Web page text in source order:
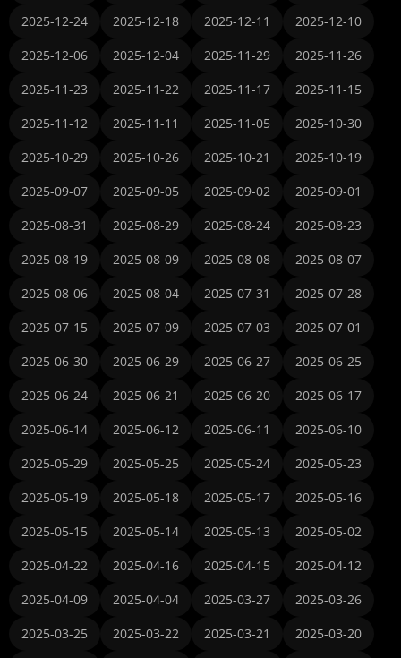
2025-12-24
2025-12-18 2025-12-11
2025-12-10
2025-12-06
2025-12-04 2025-11-29
2025-11-26
2025-11-23
2025-11-22 2025-11-17
2025-11-15
2025-11-12
2025-11-11 2025-11-05
2025-10-30
2025-10-29
2025-10-26 2025-10-21
2025-10-19
2025-09-07
2025-09-05 2025-09-02
2025-09-01
2025-08-31
2025-08-29 2025-08-24
2025-08-23
2025-08-19
2025-08-09 2025-08-08
2025-08-07
2025-08-06
2025-08-04 2025-07-31
2025-07-28
2025-07-15
2025-07-09 2025-07-03
2025-07-01
2025-06-30
2025-06-29 2025-06-27
2025-06-25
2025-06-24
2025-06-21 2025-06-20
2025-06-17
2025-06-14
2025-06-12 2025-06-11
2025-06-10
2025-05-29
2025-05-25 2025-05-24
2025-05-23
2025-05-19
2025-05-18 2025-05-17
2025-05-16
2025-05-15
2025-05-14 2025-05-13
2025-05-02
2025-04-22
2025-04-16 2025-04-15
2025-04-12
2025-04-09
2025-04-04 2025-03-27
2025-03-26
2025-03-25
2025-03-22 2025-03-21
2025-03-20